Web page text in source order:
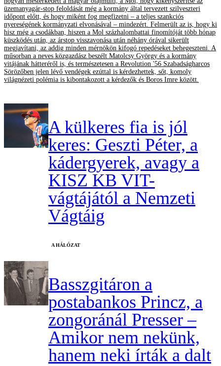
üzemanyagár-stop feloldását még a kormány által tervezett szilveszteri
időpont előtt, és hogy miként fog megfizetni – a teljes szankciós
nyereségének kormányzati elvonásával – mindezért. Felmerült az is, hogy ki
hisz még a csodákban, hiszen a Mol százhalombattai finomítóját több hónap
küszködés után, az árstop visszavonása után néhány órával sikerült
megjavítani, az addig minden mérnökön kifogó repedéseket behegeszteni. A
műsorban a neves közgazdász beszélt Matolcsy György és a kormány
vitájának hátteréről is, és természetesen a Revolution '56 Szabadságharcos
Sörözőben jelen lévő vendégek ezúttal is kérdezhettek, sőt, komoly
világnézeti polémia is kibontakozott a kérdezők és Boros Imre között.
A külkeres fia is jól
keres: Geszti Péter, a
kádergyerek, avagy a
KISZ KB VIT-
vágtájától a Nemzeti
Vágtáig
A HÁLÓZAT
Basszgitáron a
postabankos Princz, a
zongoránál Presser –
Amikor nem nekünk,
hanem neki írták a dalt